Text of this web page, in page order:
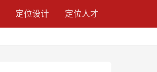
定位设计 定位人才